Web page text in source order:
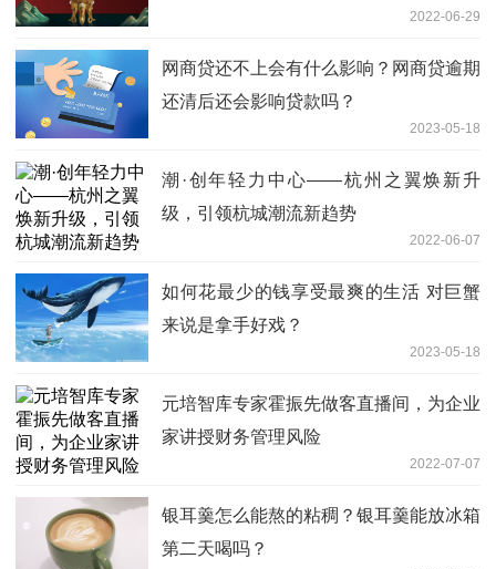
2022-06-29
网商贷还不上会有什么影响？网商贷逾期
还清后还会影响贷款吗？
2023-05-18
潮·创年轻力中心——杭州之翼焕新升
级，引领杭城潮流新趋势
2022-06-07
如何花最少的钱享受最爽的生活 对巨蟹
来说是拿手好戏？
2023-05-18
元培智库专家霍振先做客直播间，为企业
家讲授财务管理风险
2022-07-07
银耳羹怎么能熬的粘稠？银耳羹能放冰箱
第二天喝吗？